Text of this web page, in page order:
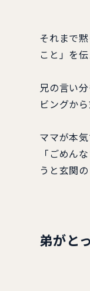
それまで
こと」を
兄の言い
ビングか
ママが本
「ごめん
うと玄関
弟がと